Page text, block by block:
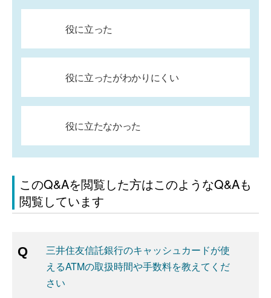
役に立った
役に立ったがわかりにくい
役に立たなかった
このQ&Aを閲覧した方はこのようなQ&Aも
閲覧しています
三井住友信託銀行のキャッシュカードが使
えるATMの取扱時間や手数料を教えてくだ
さい